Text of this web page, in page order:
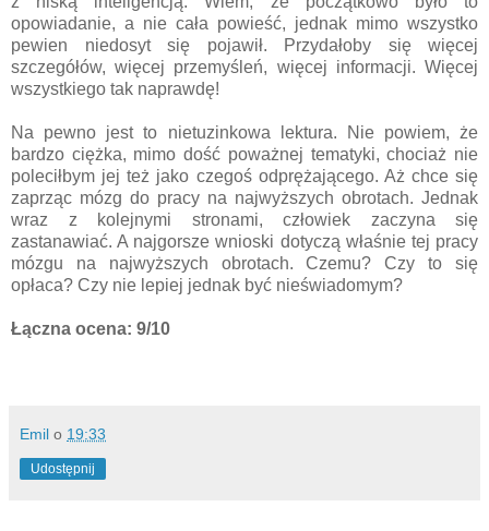
opowiadanie, a nie cała powieść, jednak mimo wszystko
pewien niedosyt się pojawił. Przydałoby się więcej
szczegółów, więcej przemyśleń, więcej informacji. Więcej
wszystkiego tak naprawdę!
Na pewno jest to nietuzinkowa lektura. Nie powiem, że
bardzo ciężka, mimo dość poważnej tematyki, chociaż nie
poleciłbym jej też jako czegoś odprężającego. Aż chce się
zaprząc mózg do pracy na najwyższych obrotach. Jednak
wraz z kolejnymi stronami, człowiek zaczyna się
zastanawiać. A najgorsze wnioski dotyczą właśnie tej pracy
mózgu na najwyższych obrotach. Czemu? Czy to się
opłaca? Czy nie lepiej jednak być nieświadomym?
Łączna ocena: 9/10
Emil o 19:33
Udostępnij